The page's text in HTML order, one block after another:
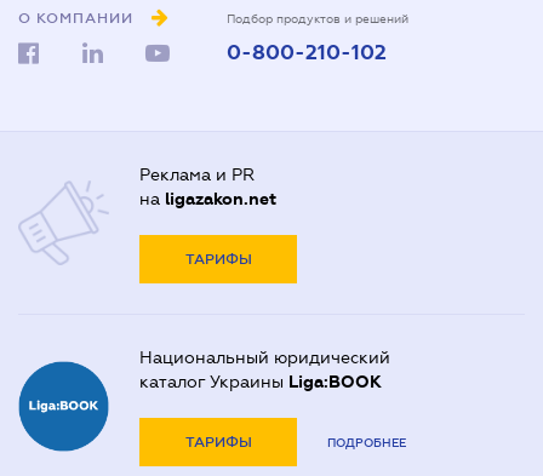
О КОМПАНИИ Подбор продуктов и решений
0-800-210-102
Реклама и PR
на ligazakon.net
ТАРИФЫ
Национальный юридический
каталог Украины Liga:BOOK
ТАРИФЫ ПОДРОБНЕЕ